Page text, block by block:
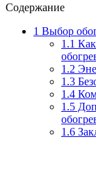
Содержание
1 Выбор
1.1
1.2
1.3
1.4
1.5
1.6